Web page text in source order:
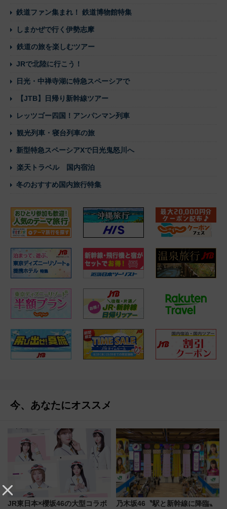
鉄道ファン集まれ！ 鉄道博物館特集
しまかぜで行く伊勢志摩
鉄道の旅を楽しむツアー
JRで北陸に行こう！
日光・中禅寺湖に特急スペーシアで
【JTB】日帰り新幹線ツアー
レッツゴー四国！アンパンマン列車
観光列車・寝台列車の旅
新型特急スペーシアXで日光鬼怒川へ
楽天トラベル 国内宿泊
冬のおすすめ国内旅行特集
今、あなたにオススメ
JR東日本×櫻坂46の大型コラボ
乃木坂46〝駅と新幹線に降臨〟